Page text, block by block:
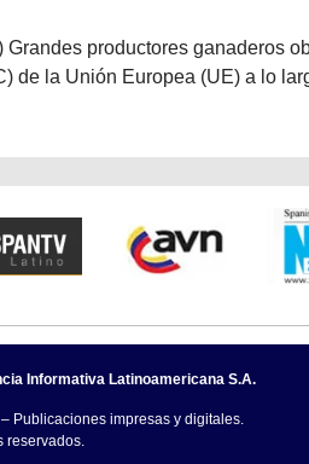
Grandes productores ganaderos
de la Unión Europea (UE) a lo
Informativa Latinoamericana S.A.
Publicaciones impresas y digitales.
reservados.